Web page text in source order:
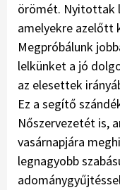
örömét. Nyitottak
amelyekre
Megpróbálunk
lelkünket a jó
az elesettek
Ez a segítő
Nőszervezetét is,
vasárnapjára
legnagyobb